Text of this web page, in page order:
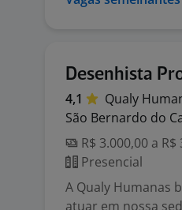
Desenhista
4,1 Qualy
São Bernardo do
R$ 3.000,00 a R$
Presencial
A Qualy Humanas
atuar em nossa